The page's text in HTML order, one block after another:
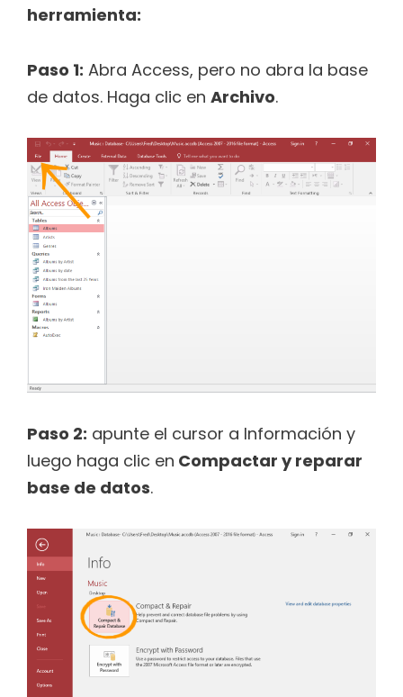
herramienta:
Paso 1: Abra Access, pero no abra la base
de datos. Haga clic en Archivo.
Paso 2: apunte el cursor a Información y
luego haga clic en Compactar y reparar
base de datos.